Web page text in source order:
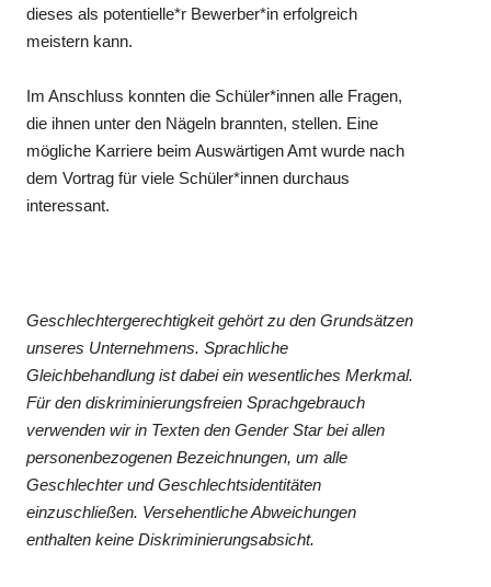
dieses als potentielle*r Bewerber*in erfolgreich
meistern kann.
Im Anschluss konnten die Schüler*innen alle Fragen,
die ihnen unter den Nägeln brannten, stellen. Eine
mögliche Karriere beim Auswärtigen Amt wurde nach
dem Vortrag für viele Schüler*innen durchaus
interessant.
Geschlechtergerechtigkeit gehört zu den Grundsätzen
unseres Unternehmens. Sprachliche
Gleichbehandlung ist dabei ein wesentliches Merkmal.
Für den diskriminierungsfreien Sprachgebrauch
verwenden wir in Texten den Gender Star bei allen
personenbezogenen Bezeichnungen, um alle
Geschlechter und Geschlechtsidentitäten
einzuschließen. Versehentliche Abweichungen
enthalten keine Diskriminierungsabsicht.